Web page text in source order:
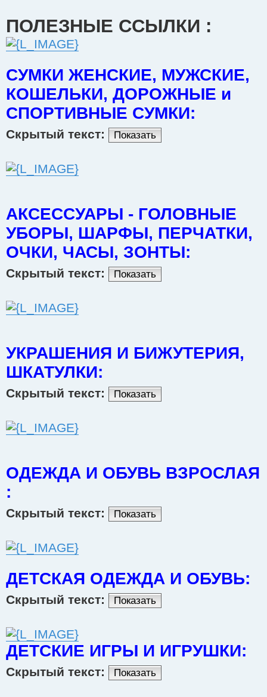
ПОЛЕЗНЫЕ ССЫЛКИ :
СУМКИ ЖЕНСКИЕ, МУЖСКИЕ,
КОШЕЛЬКИ, ДОРОЖНЫЕ и
СПОРТИВНЫЕ СУМКИ:
Скрытый текст: Показать
АКСЕССУАРЫ - ГОЛОВНЫЕ
УБОРЫ, ШАРФЫ, ПЕРЧАТКИ,
ОЧКИ, ЧАСЫ, ЗОНТЫ:
Скрытый текст: Показать
УКРАШЕНИЯ И БИЖУТЕРИЯ,
ШКАТУЛКИ:
Скрытый текст: Показать
ОДЕЖДА И ОБУВЬ ВЗРОСЛАЯ
:
Скрытый текст: Показать
ДЕТСКАЯ ОДЕЖДА И ОБУВЬ:
Скрытый текст: Показать
ДЕТСКИЕ ИГРЫ И ИГРУШКИ:
Скрытый текст: Показать